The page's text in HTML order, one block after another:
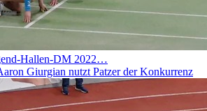
Hallen-DM 2022…
Giurgian nutzt Patzer der Konkurrenz